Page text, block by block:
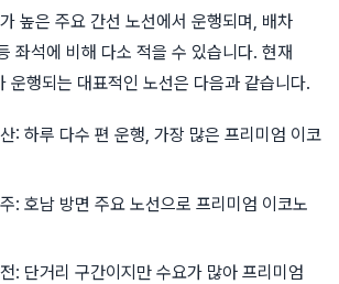
높은 주요 간선 노선에서 운행되며, 배차
좌석에 비해 다소 적을 수 있습니다. 현재
운행되는 대표적인 노선은 다음과 같습니다.
: 하루 다수 편 운행, 가장 많은 프리미엄 이코
: 호남 방면 주요 노선으로 프리미엄 이코노
: 단거리 구간이지만 수요가 많아 프리미엄